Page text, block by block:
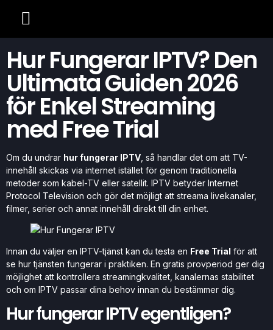
Hur Fungerar IPTV? Den
Ultimata Guiden 2026
för Enkel Streaming
med Free Trial
Om du undrar hur fungerar IPTV , så handlar det om att TV-
innehåll skickas via internet istället för genom traditionella
metoder som kabel-TV eller satellit. IPTV betyder Internet
Protocol Television och gör det möjligt att streama livekanaler,
filmer, serier och annat innehåll direkt till din enhet.
Innan du väljer en IPTV-tjänst kan du testa en Free Trial för att
se hur tjänsten fungerar i praktiken. En gratis provperiod ger dig
möjlighet att kontrollera streamingkvalitet, kanalernas stabilitet
och om IPTV passar dina behov innan du bestämmer dig.
Hur fungerar IPTV egentligen?